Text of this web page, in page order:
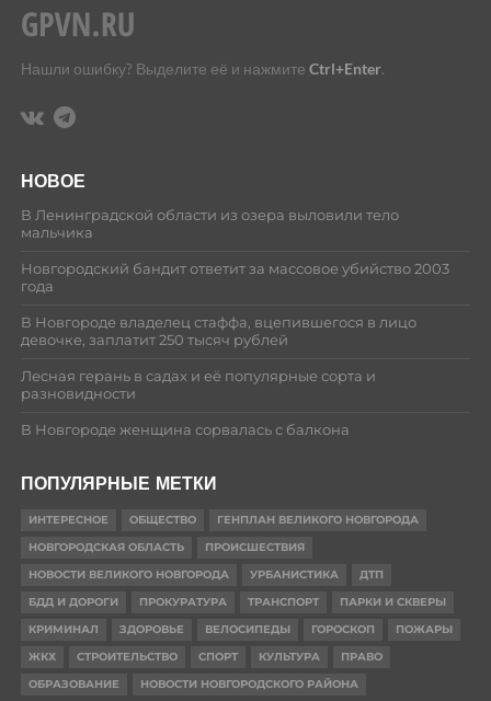
Нашли ошибку? Выделите её и нажмите Ctrl+Enter.
НОВОЕ
В Ленинградской области из озера выловили тело
мальчика
Новгородский бандит ответит за массовое убийство 2003
года
В Новгороде владелец стаффа, вцепившегося в лицо
девочке, заплатит 250 тысяч рублей
Лесная герань в садах и её популярные сорта и
разновидности
В Новгороде женщина сорвалась с балкона
ПОПУЛЯРНЫЕ МЕТКИ
ИНТЕРЕСНОЕ ОБЩЕСТВО
ГЕНПЛАН ВЕЛИКОГО НОВГОРОДА
НОВГОРОДСКАЯ ОБЛАСТЬ
ПРОИСШЕСТВИЯ
НОВОСТИ ВЕЛИКОГО НОВГОРОДА
УРБАНИСТИКА
ДТП
БДД И ДОРОГИ
ПРОКУРАТУРА ТРАНСПОРТ
ПАРКИ И СКВЕРЫ
КРИМИНАЛ
ЗДОРОВЬЕ ВЕЛОСИПЕДЫ ГОРОСКОП
ПОЖАРЫ
ЖКХ
СТРОИТЕЛЬСТВО СПОРТ КУЛЬТУРА
ПРАВО
ОБРАЗОВАНИЕ
НОВОСТИ НОВГОРОДСКОГО РАЙОНА